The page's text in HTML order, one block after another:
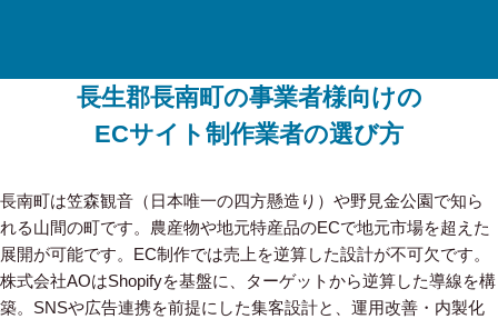
長生郡長南町の事業者様向けの
ECサイト制作業者の選び方
長南町は笠森観音（日本唯一の四方懸造り）や野見金公園で知ら
れる山間の町です。農産物や地元特産品のECで地元市場を超えた
展開が可能です。EC制作では売上を逆算した設計が不可欠です。
株式会社AOはShopifyを基盤に、ターゲットから逆算した導線を構
築。SNSや広告連携を前提にした集客設計と、運用改善・内製化